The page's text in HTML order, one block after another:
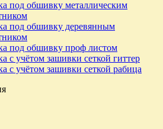
под обшивку металлическим
под обшивку деревянным
под обшивку проф листом
с учётом зашивки сеткой гиттер
с учётом зашивки сеткой рабица